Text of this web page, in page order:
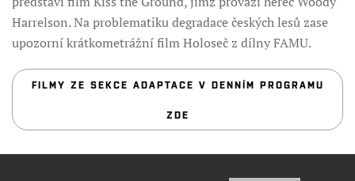
Harrelson. Na problematiku degradace českých lesů zase
upozorní krátkometrážní film Holoseč z dílny FAMU.
FILMY ZE SEKCE ADAPTACE V DENNÍM PROGRAMU
ZDE